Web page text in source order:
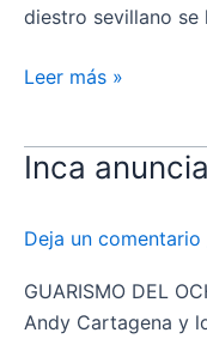
diestro sevillano
Grave,
de
de
Ignacio
Azpeitia
Leer más »
Inca
Deja un comentario
GUARISMO DEL
Andy Cartagena y
Inca
desafío
ganadero